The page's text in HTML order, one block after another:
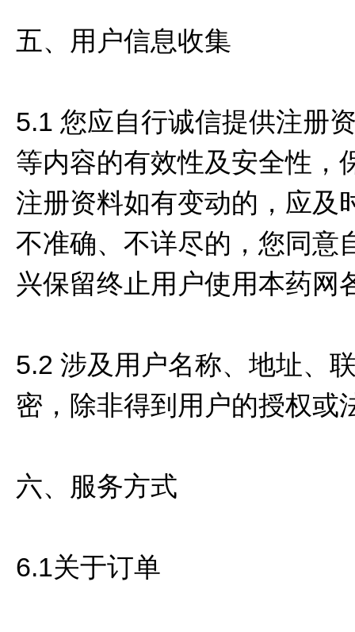
五、用户信息收集
5.1 您应自行诚信提供注册
等内容的有效性及安全性，
注册资料如有变动的，应及
不准确、不详尽的，您同意
兴保留终止用户使用本药网
5.2 涉及用户名称、地址、
密，除非得到用户的授权或
六、服务方式
6.1关于订单